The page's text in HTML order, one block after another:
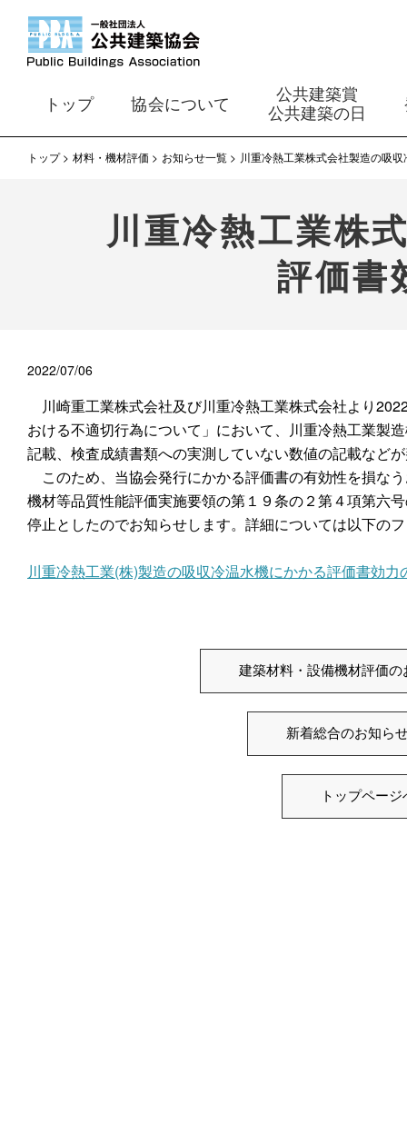
トップ 協会について
公共建築賞
公共建築の日
トップ 材料・機材評価 お知らせ一覧 川重冷熱工業株式会社製造の吸
川重冷熱工業株
評価書
2022/07/06
川崎重工業株式会社及び川重冷熱工業株式会社より
おける不適切行為について」において、川重冷熱工業製
記載、検査成績書類への実測していない数値の記載など
このため、当協会発行にかかる評価書の有効性を損な
機材等品質性能評価実施要領の第１９条の２第４項第六
停止としたのでお知らせします。詳細については以下の
川重冷熱工業(株)製造の吸収冷温水機にかかる評価書効力
建築材料・設備機材評価の
新着総合のお知ら
トップページ